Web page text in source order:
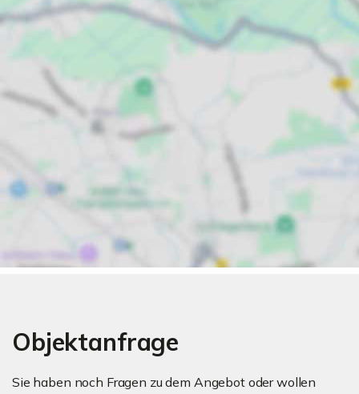
Objektanfrage
Sie haben noch Fragen zu dem Angebot oder wollen